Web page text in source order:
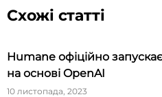
Схожі статті
Humane офіційно запускає AI Pin –
на основі OpenAI
10 листопада, 2023